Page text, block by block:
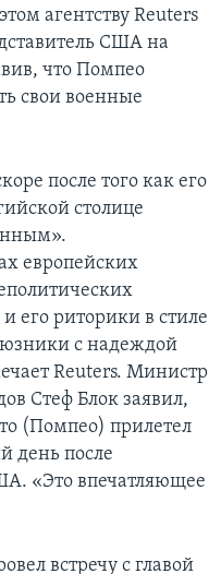
агентству Reuters
США на
что Помпео
свои военные
после того как его
столице
европейских
его риторики в стиле
с надеждой
Reuters. Министр
Стеф Блок заявил,
(Помпео) прилетел
день после
«Это впечатляющее
встречу с главой